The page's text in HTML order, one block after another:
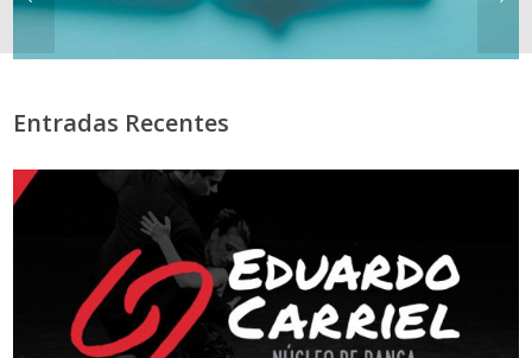
Entradas Recentes